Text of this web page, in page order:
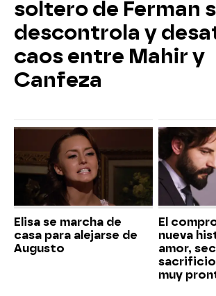
soltero de Ferman
descontrola y
caos entre Mahir y
Canfeza
Elisa se marcha de
casa para alejarse de
Augusto
El
nueva
amor,
muy